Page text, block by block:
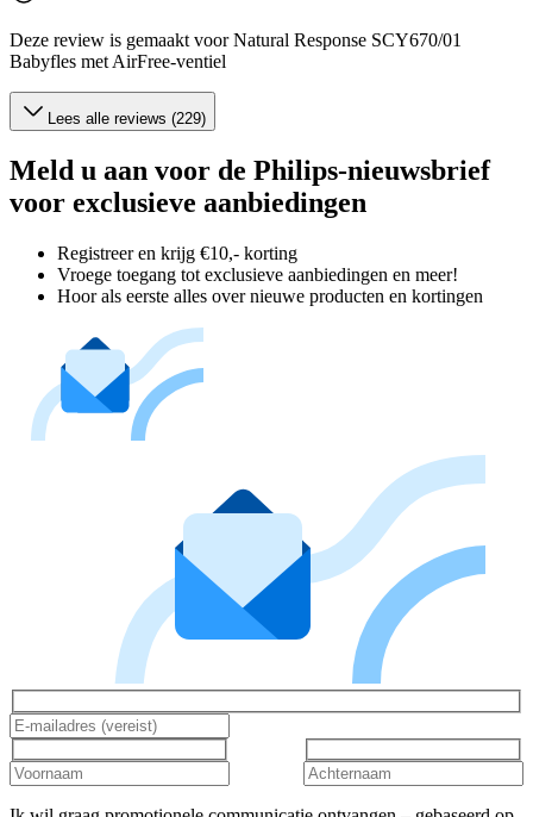
Deze review is gemaakt voor Natural Response SCY670/01
Babyfles met AirFree-ventiel
Lees alle reviews (229)
Meld u aan voor de Philips-nieuwsbrief
voor exclusieve aanbiedingen
Registreer en krijg €10,- korting
Vroege toegang tot exclusieve aanbiedingen en meer!
Hoor als eerste alles over nieuwe producten en kortingen